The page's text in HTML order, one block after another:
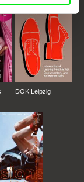
DOK Leipzig